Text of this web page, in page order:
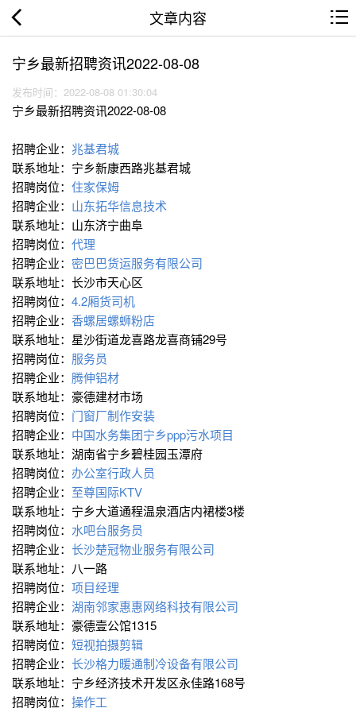
文章内容
宁乡最新招聘资讯2022-08-08
发布时间：2022-08-08 01:30:04
宁乡最新招聘资讯2022-08-08
招聘企业： 兆基君城
联系地址：宁乡新康西路兆基君城
招聘岗位： 住家保姆
招聘企业： 山东拓华信息技术
联系地址：山东济宁曲阜
招聘岗位： 代理
招聘企业： 密巴巴货运服务有限公司
联系地址：长沙市天心区
招聘岗位： 4.2厢货司机
招聘企业： 香螺居螺蛳粉店
联系地址：星沙街道龙喜路龙喜商铺29号
招聘岗位： 服务员
招聘企业： 腾伸铝材
联系地址：豪德建材市场
招聘岗位： 门窗厂制作安装
招聘企业： 中国水务集团宁乡ppp污水项目
联系地址：湖南省宁乡碧桂园玉潭府
招聘岗位： 办公室行政人员
招聘企业： 至尊国际KTV
联系地址：宁乡大道通程温泉酒店内裙楼3楼
招聘岗位： 水吧台服务员
招聘企业： 长沙楚冠物业服务有限公司
联系地址：八一路
招聘岗位： 项目经理
招聘企业： 湖南邻家惠惠网络科技有限公司
联系地址：豪德壹公馆1315
招聘岗位： 短视拍摄剪辑
招聘企业： 长沙格力暖通制冷设备有限公司
联系地址：宁乡经济技术开发区永佳路168号
招聘岗位： 操作工